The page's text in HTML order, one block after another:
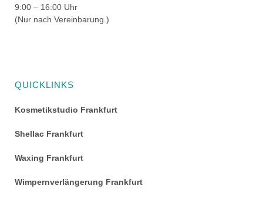
9:00 – 16:00 Uhr
(Nur nach Vereinbarung.)
QUICKLINKS
Kosmetikstudio Frankfurt
Shellac Frankfurt
Waxing Frankfurt
Wimpernverlängerung Frankfurt